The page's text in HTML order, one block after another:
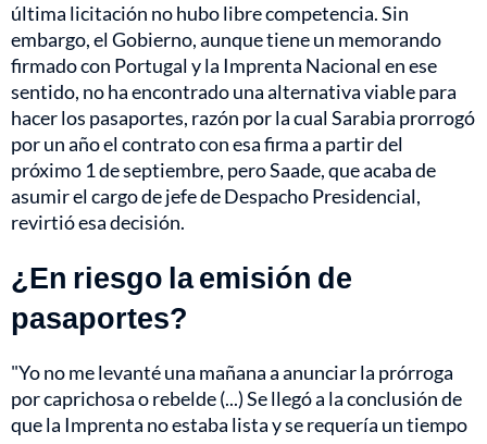
última licitación no hubo libre competencia. Sin
embargo, el Gobierno, aunque tiene un memorando
firmado con Portugal y la Imprenta Nacional en ese
sentido, no ha encontrado una alternativa viable para
hacer los pasaportes, razón por la cual Sarabia prorrogó
por un año el contrato con esa firma a partir del
próximo 1 de septiembre, pero Saade, que acaba de
asumir el cargo de jefe de Despacho Presidencial,
revirtió esa decisión.
¿En riesgo la emisión de
pasaportes?
"Yo no me levanté una mañana a anunciar la prórroga
por caprichosa o rebelde (...) Se llegó a la conclusión de
que la Imprenta no estaba lista y se requería un tiempo